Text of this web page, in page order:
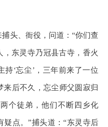
头、衙役，问道：“你们查
，东灵寺乃冠县古寺，香火
‘忘尘’，三年前来了一位
后不久，忘尘师父圆寂归
个徒弟，他们不断四乡化
点。”捕头道：“东灵寺后